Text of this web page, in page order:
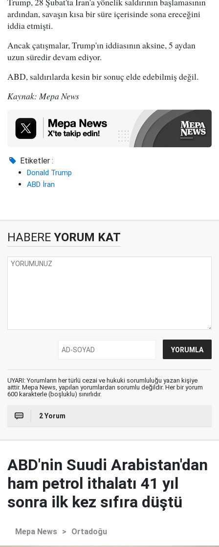
ardından, savaşın kısa bir süre içerisinde sona ereceğini
iddia etmişti.
Ancak çatışmalar, Trump'ın iddiasının aksine, 5 aydan
uzun süredir devam ediyor.
ABD, saldırılarda kesin bir sonuç elde edebilmiş değil.
Kaynak: Mepa News
Etiketler :
Donald Trump
ABD İran
HABERE YORUM KAT
UYARI: Yorumların her türlü cezai ve hukuki sorumluluğu yazan kişiye
aittir. Mepa News, yapılan yorumlardan sorumlu değildir. Her bir yorum
600 karakterle (boşluklu) sınırlıdır.
2 Yorum
ABD'nin Suudi Arabistan'dan
ham petrol ithalatı 41 yıl
sonra ilk kez sıfıra düştü
Mepa News > Ortadoğu